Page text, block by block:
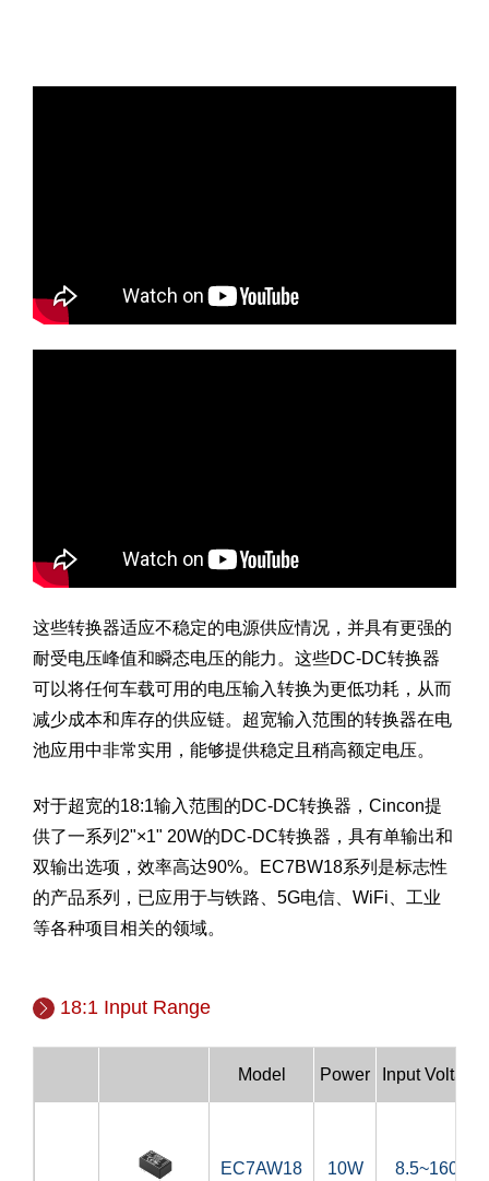
这些转换器适应不稳定的电源供应情况，并具有更强的
耐受电压峰值和瞬态电压的能力。这些DC-DC转换器
可以将任何车载可用的电压输入转换为更低功耗，从而
减少成本和库存的供应链。超宽输入范围的转换器在电
池应用中非常实用，能够提供稳定且稍高额定电压。
对于超宽的18:1输入范围的DC-DC转换器，Cincon提
供了一系列2"×1" 20W的DC-DC转换器，具有单输出和
双输出选项，效率高达90%。EC7BW18系列是标志性
的产品系列，已应用于与铁路、5G电信、WiFi、工业
等各种项目相关的领域。
18:1 Input Range
Model Power Input Voltage
EC7AW18 10W 8.5~160V